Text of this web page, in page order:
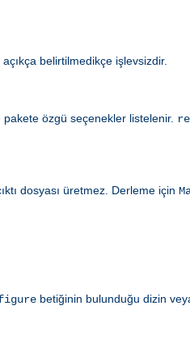
belirtilmedikçe işlevsizdir.
özgü seçenekler listelenir.
dosyası üretmez. Derleme için
betiğinin bulunduğu dizin